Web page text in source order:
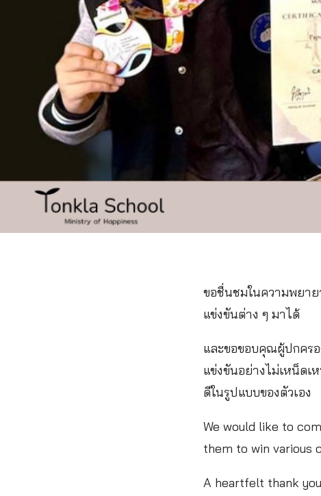
ขอชื่นชมในความพยา
แข่งขันต่าง ๆ มาได้
และขอขอบคุณผู้ปกคร
แข่งขันอย่างไม่เหน็ด
ดีในรูปแบบของตัวเอง
We would like to
them to win various
A heartfelt thank